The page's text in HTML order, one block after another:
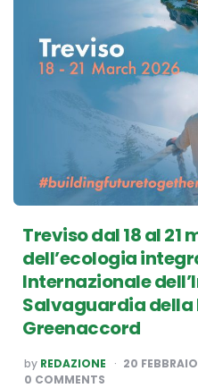
Treviso dal 18 al 21
dell’ecologia
Internazionale
Salvaguardia della
Greenaccord
POSTED
BY
by REDAZIONE 20
0 COMMENTS